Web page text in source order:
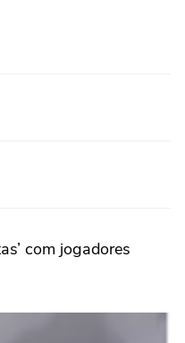
com jogadores